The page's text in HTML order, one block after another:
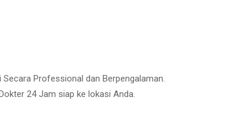
Secara Professional dan Berpengalaman.
24 Jam siap ke lokasi Anda.